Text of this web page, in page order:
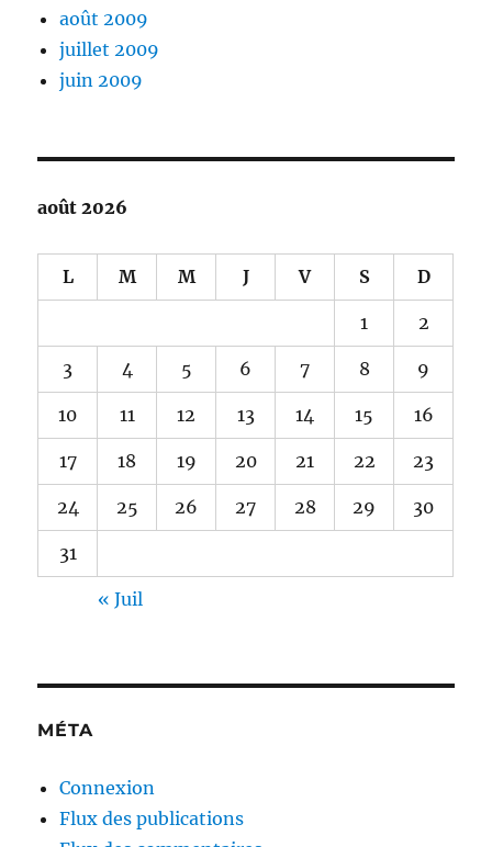
août 2009
juillet 2009
juin 2009
août 2026
L M M J V S D
1 2
3 4 5 6 7 8 9
10 11 12 13 14 15 16
17 18 19 20 21 22 23
24 25 26 27 28 29 30
31
« Juil
MÉTA
Connexion
Flux des publications